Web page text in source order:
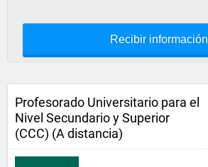
Recibir información
Profesorado Universitario para el
Nivel Secundario y Superior
(CCC) (A distancia)